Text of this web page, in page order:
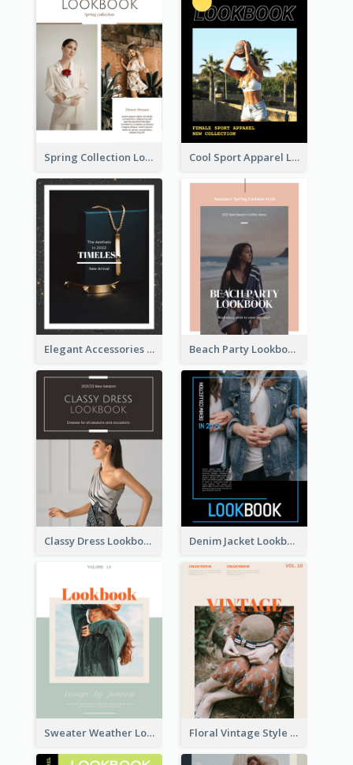
Spring Collection Lookbook Cool Sport Apparel Lookbook
Elegant Accessories Lookbook Beach Party Lookbook
Classy Dress Lookbook Denim Jacket Lookbook
Sweater Weather Lookbook Floral Vintage Style Lookbook